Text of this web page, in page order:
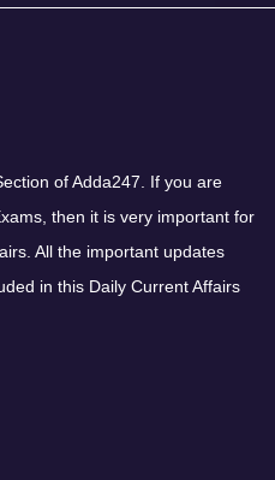
of Adda247. If you are
then it is very important for
All the important updates
in this Daily Current Affairs